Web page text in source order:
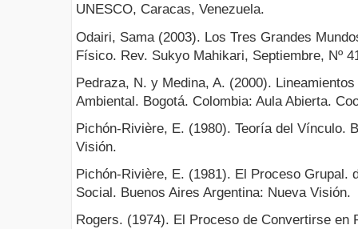
UNESCO, Caracas, Venezuela.
Odairi, Sama (2003). Los Tres Grandes
Físico. Rev. Sukyo Mahikari, Septiembre, Nº
Pedraza, N. y Medina, A. (2000).
Ambiental. Bogotá. Colombia: Aula Abierta.
Pichón-Rivière, E. (1980). Teoría del Vínculo.
Visión.
Pichón-Rivière, E. (1981). El Proceso Grupal.
Social. Buenos Aires Argentina: Nueva Visión.
Rogers. (1974). El Proceso de Convertirse en